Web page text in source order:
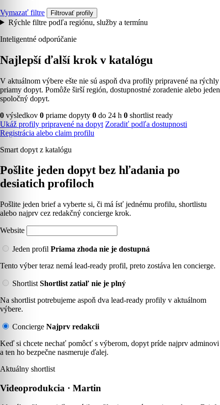
Vymazať filtre Filtrovať profily
Rýchle filtre podľa regiónu, služby a termínu
Inteligentné odporúčanie
Najlepší ďalší krok v katalógu
V aktuálnom výbere ešte nie sú aspoň dva profily pripravené na rýchly
priamy dopyt. Pomôže širší región, dostupnostné zoradenie alebo jeden
spoločný dopyt.
0 výsledkov 0 priame dopyty 0 do 24 h 0 shortlist ready
Ukáž profily pripravené na dopyt Zoradiť podľa dostupnosti
Registrácia alebo claim profilu
Smart dopyt z katalógu
Pošlite jeden dopyt bez hľadania po
desiatich profiloch
Pošlite jeden brief a vyberte si, či má ísť jednému profilu, shortlistu
alebo najprv cez redakčný concierge krok.
Website
Jeden profil Priama zhoda nie je dostupná
Tento výber teraz nemá lead-ready profil, preto zostáva len concierge.
Shortlist Shortlist zatiaľ nie je plný
Na shortlist potrebujeme aspoň dva lead-ready profily v aktuálnom
výbere.
Concierge Najprv redakcii
Keď si chcete nechať pomôcť s výberom, dopyt príde najprv adminovi
a ten ho bezpečne nasmeruje ďalej.
Aktuálny shortlist
Videoprodukcia · Martin